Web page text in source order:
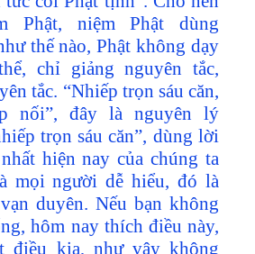
Phật, niệm Phật dùng
thế nào, Phật không dạy
chỉ giảng nguyên tắc,
tắc. “Nhiếp trọn sáu căn,
nối”, đây là nguyên lý
trọn sáu căn”, dùng lời
hiện nay của chúng ta
mọi người dễ hiểu, đó là
duyên. Nếu bạn không
hôm nay thích điều này,
điều kia, như vậy không